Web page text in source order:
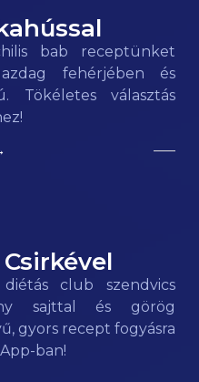
bab receptünket
fehérjében és
Tökéletes választás
club szendvics
sajttal és görög
gyors recept fogyásra
ban!